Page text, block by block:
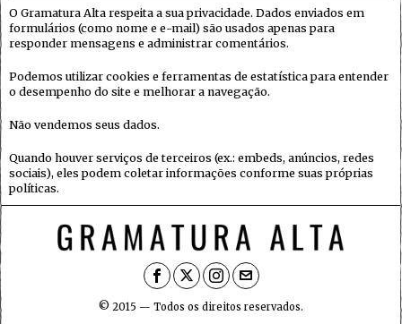
O Gramatura Alta respeita a sua privacidade. Dados enviados em
formulários (como nome e e-mail) são usados apenas para
responder mensagens e administrar comentários.
Podemos utilizar cookies e ferramentas de estatística para entender
o desempenho do site e melhorar a navegação.
Não vendemos seus dados.
Quando houver serviços de terceiros (ex.: embeds, anúncios, redes
sociais), eles podem coletar informações conforme suas próprias
políticas.
© 2015 — Todos os direitos reservados.